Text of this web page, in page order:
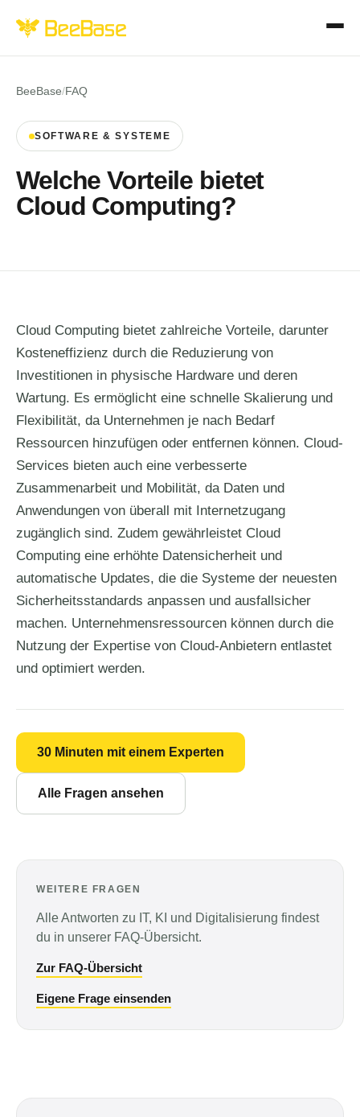
BeeBase/FAQ
SOFTWARE & SYSTEME
Welche Vorteile bietet
Cloud Computing?
Cloud Computing bietet zahlreiche Vorteile, darunter
Kosteneffizienz durch die Reduzierung von
Investitionen in physische Hardware und deren
Wartung. Es ermöglicht eine schnelle Skalierung und
Flexibilität, da Unternehmen je nach Bedarf
Ressourcen hinzufügen oder entfernen können. Cloud-
Services bieten auch eine verbesserte
Zusammenarbeit und Mobilität, da Daten und
Anwendungen von überall mit Internetzugang
zugänglich sind. Zudem gewährleistet Cloud
Computing eine erhöhte Datensicherheit und
automatische Updates, die die Systeme der neuesten
Sicherheitsstandards anpassen und ausfallsicher
machen. Unternehmensressourcen können durch die
Nutzung der Expertise von Cloud-Anbietern entlastet
und optimiert werden.
30 Minuten mit einem Experten
Alle Fragen ansehen
WEITERE FRAGEN
Alle Antworten zu IT, KI und Digitalisierung findest
du in unserer FAQ-Übersicht.
Zur FAQ-Übersicht
Eigene Frage einsenden